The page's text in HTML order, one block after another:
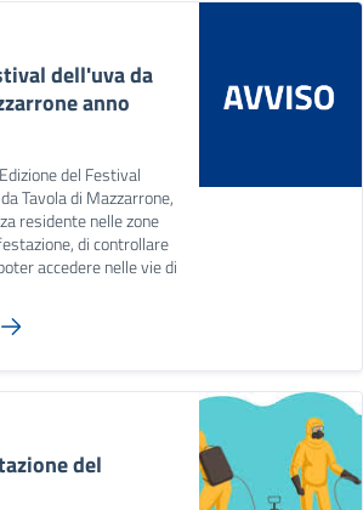
dell'uva da
anno
del Festival
Tavola di Mazzarrone,
residente nelle zone
di controllare
accedere nelle vie di
del